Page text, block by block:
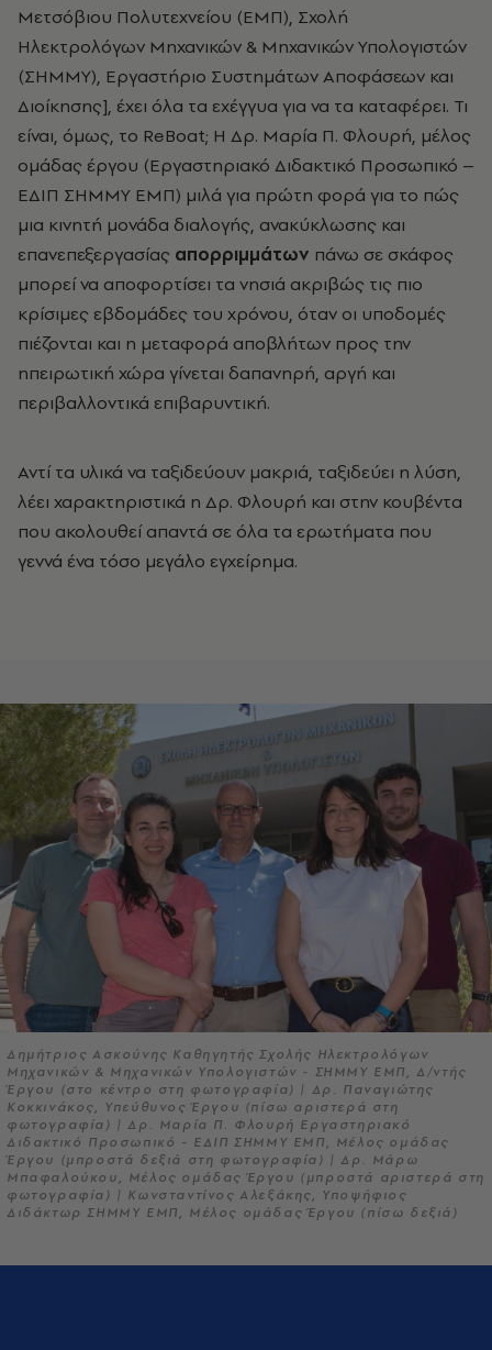
Μετσόβιου Πολυτεχνείου (ΕΜΠ), Σχολή
Ηλεκτρολόγων Μηχανικών & Μηχανικών Υπολογιστών
(ΣΗΜΜΥ), Εργαστήριο Συστημάτων Αποφάσεων και
Διοίκησης], έχει όλα τα εχέγγυα για να τα καταφέρει. Τι
είναι, όμως, το ReBoat; Η Δρ. Μαρία Π. Φλουρή, μέλος
ομάδας έργου (Εργαστηριακό Διδακτικό Προσωπικό –
ΕΔΙΠ ΣΗΜΜΥ ΕΜΠ) μιλά για πρώτη φορά για το πώς
μια κινητή μονάδα διαλογής, ανακύκλωσης και
επανεπεξεργασίας απορριμμάτων πάνω σε σκάφος
μπορεί να αποφορτίσει τα νησιά ακριβώς τις πιο
κρίσιμες εβδομάδες του χρόνου, όταν οι υποδομές
πιέζονται και η μεταφορά αποβλήτων προς την
ηπειρωτική χώρα γίνεται δαπανηρή, αργή και
περιβαλλοντικά επιβαρυντική.
Αντί τα υλικά να ταξιδεύουν μακριά, ταξιδεύει η λύση,
λέει χαρακτηριστικά η Δρ. Φλουρή και στην κουβέντα
που ακολουθεί απαντά σε όλα τα ερωτήματα που
γεννά ένα τόσο μεγάλο εγχείρημα.
Δημήτριος Ασκούνης Καθηγητής Σχολής Ηλεκτρολόγων
Μηχανικών & Μηχανικών Υπολογιστών - ΣΗΜΜΥ ΕΜΠ, Δ/ντής
Έργου (στο κέντρο στη φωτογραφία) | Δρ. Παναγιώτης
Κοκκινάκος, Υπεύθυνος Έργου (πίσω αριστερά στη
φωτογραφία) | Δρ. Μαρία Π. Φλουρή Εργαστηριακό
Διδακτικό Προσωπικό - ΕΔΙΠ ΣΗΜΜΥ ΕΜΠ, Μέλος ομάδας
Έργου (μπροστά δεξιά στη φωτογραφία) | Δρ. Μάρω
Μπαφαλούκου, Μέλος ομάδας Έργου (μπροστά αριστερά στη
φωτογραφία) | Κωνσταντίνος Αλεξάκης, Υποψήφιος
Διδάκτωρ ΣΗΜΜΥ ΕΜΠ, Μέλος ομάδας Έργου (πίσω δεξιά)